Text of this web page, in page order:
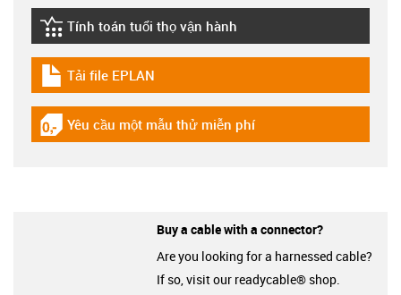
igus-icon-lebensdauerrechner
Tính toán tuổi thọ vận hành
igus-icon-download-plan
Tải file EPLAN
igus-icon-gratismuster
Yêu cầu một mẫu thử miễn phí
Buy a cable with a connector?
Are you looking for a harnessed cable?
If so, visit our readycable® shop.